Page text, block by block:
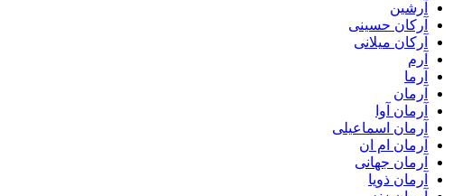
آرشین
آرکان حسینی
آرکان میلانی
آرم
آرما
آرمان
آرمان آوا
آرمان اسماعیلی
آرمان ام ان
آرمان جهانی
آرمان ذویا